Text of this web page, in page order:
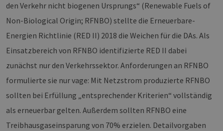
den Verkehr nicht biogenen Ursprungs“ (Renewable Fuels of
Non-Biological Origin; RFNBO) stellte die Erneuerbare-
Energien Richtlinie (RED II) 2018 die Weichen für die DAs. Als
Einsatzbereich von RFNBO identifizierte RED II dabei
zunächst nur den Verkehrssektor. Anforderungen an RFNBO
formulierte sie nur vage: Mit Netzstrom produzierte RFNBO
sollten bei Erfüllung „entsprechender Kriterien“ vollständig
als erneuerbar gelten. Außerdem sollten RFNBO eine
Treibhausgaseinsparung von 70% erzielen. Detailvorgaben